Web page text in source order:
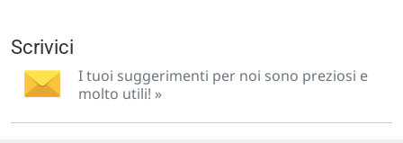
Scrivici
I tuoi suggerimenti per noi sono preziosi e
molto utili! »